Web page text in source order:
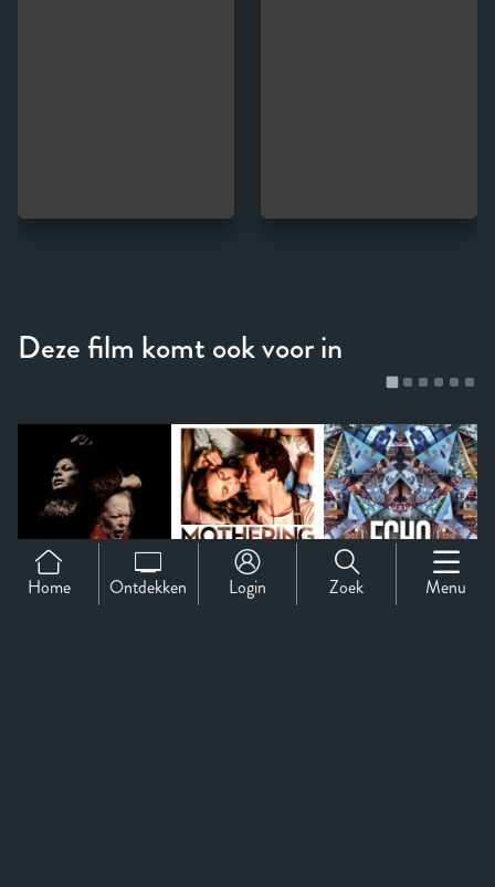
Home Ontdekken Login Zoek Menu